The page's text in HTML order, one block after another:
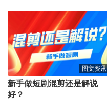
图文资讯
新手做短剧混剪还是解说
好？